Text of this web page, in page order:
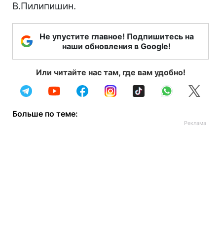
В.Пилипишин.
Не упустите главное! Подпишитесь на
наши обновления в Google!
Или читайте нас там, где вам удобно!
Больше по теме: